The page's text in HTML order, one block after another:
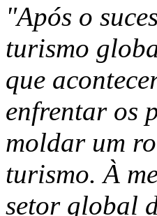
"Após o
turismo
que
enfrentar os
moldar um
turismo. À
setor global